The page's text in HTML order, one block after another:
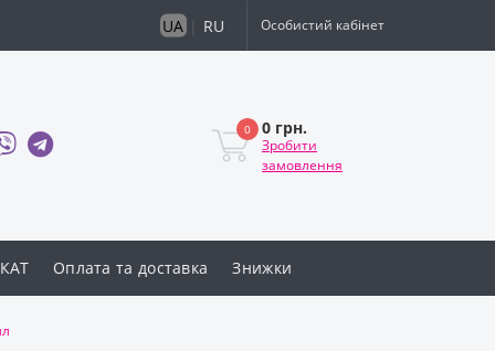
UA RU Особистий кабінет
0 0 грн.
Зробити
замовлення
Оплата та доставка Знижки